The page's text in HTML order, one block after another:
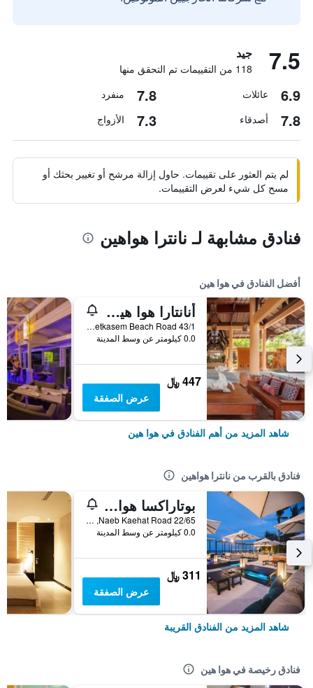
7.5 جيد
118 من التقييمات تم التحقق منها
6.9 عائلات 7.8 منفرد
7.8 أصدقاء 7.3 الأزواج
لم يتم العثور على تقييمات. حاول إزالة مرشح أو تغيير بحثك أو
مسح كل شيء لعرض التقييمات.
فنادق مشابهة لـ نانترا هواهين
أفضل الفنادق في هوا هين
أنانتارا هوا هين ريزورت
43/1 Phetkasem Beach Road, هوا هين, تايلاند
0.0 كيلومتر عن وسط المدينة
447 ﷼
عرض الصفقة
شاهد المزيد من أهم الفنادق في هوا هين
فنادق بالقرب من نانترا هواهين
بوتاراكسا هوا هين
22/65 Naeb Kaehat Road, هوا هين, تايلاند
0.0 كيلومتر عن وسط المدينة
311 ﷼
عرض الصفقة
شاهد المزيد من الفنادق القريبة
فنادق رخيصة في هوا هين